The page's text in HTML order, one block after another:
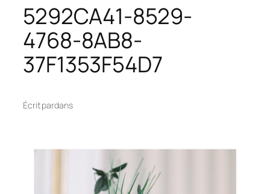
5292CA41-8529-
4768-8AB8-
37F1353F54D7
Écrit pardans